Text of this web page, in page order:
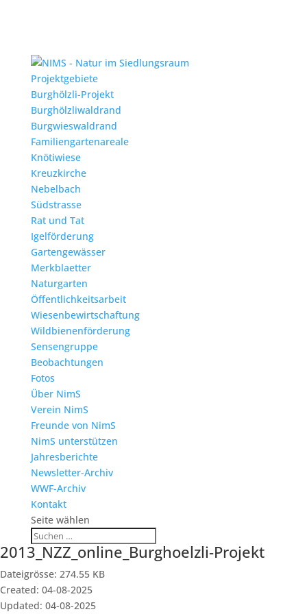
Projektgebiete
Burghölzli-Projekt
Burghölzliwaldrand
Burgwieswaldrand
Familiengartenareale
Knötiwiese
Kreuzkirche
Nebelbach
Südstrasse
Rat und Tat
Igelförderung
Gartengewässer
Merkblaetter
Naturgarten
Öffentlichkeitsarbeit
Wiesenbewirtschaftung
Wildbienenförderung
Sensengruppe
Beobachtungen
Fotos
Über NimS
Verein NimS
Freunde von NimS
NimS unterstützen
Jahresberichte
Newsletter-Archiv
WWF-Archiv
Kontakt
Seite wählen
2013_NZZ_online_Burghoelzli-Projekt
Dateigrösse: 274.55 KB
Created: 04-08-2025
Updated: 04-08-2025